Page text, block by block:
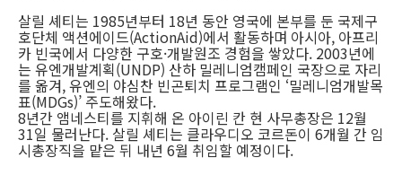
살릴 셰티는 1985년부터 18년 동안 영국에 본부를 둔 국제구
호단체 액션에이드(ActionAid)에서 활동하며 아시아, 아프리
카 빈국에서 다양한 구호·개발원조 경험을 쌓았다. 2003년에
는 유엔개발계획(UNDP) 산하 밀레니엄캠페인 국장으로 자리
를 옮겨, 유엔의 야심찬 빈곤퇴치 프로그램인 ‘밀레니엄개발목
표(MDGs)’ 주도해왔다.
8년간 앰네스티를 지휘해 온 아이린 칸 현 사무총장은 12월
31일 물러난다. 살릴 셰티는 클라우디오 코르돈이 6개월 간 임
시총장직을 맡은 뒤 내년 6월 취임할 예정이다.